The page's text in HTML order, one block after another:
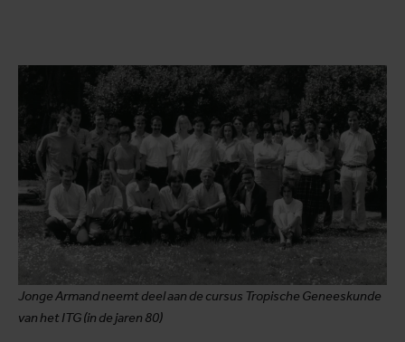
Jonge Armand neemt deel aan de cursus Tropische Geneeskunde
van het ITG (in de jaren 80)